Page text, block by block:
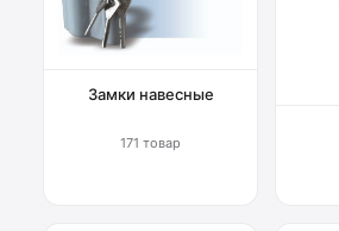
Замки навесные
171 товар